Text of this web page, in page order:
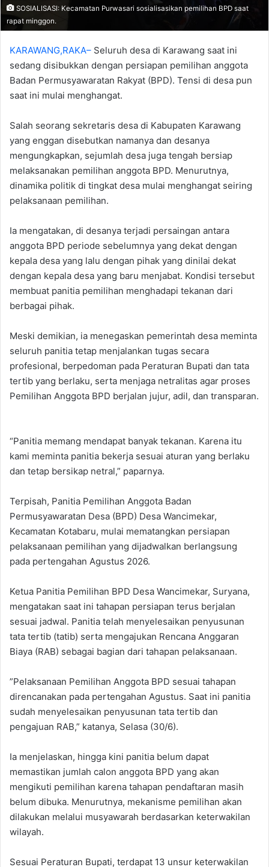
SOSIALISASI: Kecamatan Purwasari sosialisasikan pemilihan BPD saat
rapat minggon.
KARAWANG,RAKA– Seluruh desa di Karawang saat ini
sedang disibukkan dengan persiapan pemilihan anggota
Badan Permusyawaratan Rakyat (BPD). Tensi di desa pun
saat ini mulai menghangat.
Salah seorang sekretaris desa di Kabupaten Karawang
yang enggan disebutkan namanya dan desanya
mengungkapkan, sejumlah desa juga tengah bersiap
melaksanakan pemilihan anggota BPD. Menurutnya,
dinamika politik di tingkat desa mulai menghangat seiring
pelaksanaan pemilihan.
‎‎Ia mengatakan, di desanya terjadi persaingan antara
anggota BPD periode sebelumnya yang dekat dengan
kepala desa yang lalu dengan pihak yang dinilai dekat
dengan kepala desa yang baru menjabat. Kondisi tersebut
membuat panitia pemilihan menghadapi tekanan dari
berbagai pihak.
‎‎Meski demikian, ia menegaskan pemerintah desa meminta
seluruh panitia tetap menjalankan tugas secara
profesional, berpedoman pada Peraturan Bupati dan tata
tertib yang berlaku, serta menjaga netralitas agar proses
Pemilihan Anggota BPD berjalan jujur, adil, dan transparan.
“Panitia memang mendapat banyak tekanan. Karena itu
kami meminta panitia bekerja sesuai aturan yang berlaku
dan tetap bersikap netral,” paparnya.
Terpisah, Panitia Pemilihan Anggota Badan
Permusyawaratan Desa (BPD) Desa Wancimekar,
Kecamatan Kotabaru, mulai mematangkan persiapan
pelaksanaan pemilihan yang dijadwalkan berlangsung
pada pertengahan Agustus 2026.‎
‎Ketua Panitia Pemilihan BPD Desa Wancimekar, Suryana,
mengatakan saat ini tahapan persiapan terus berjalan
sesuai jadwal. Panitia telah menyelesaikan penyusunan
tata tertib (tatib) serta mengajukan Rencana Anggaran
Biaya (RAB) sebagai bagian dari tahapan pelaksanaan.
‎”Pelaksanaan Pemilihan Anggota BPD sesuai tahapan
direncanakan pada pertengahan Agustus. Saat ini panitia
sudah menyelesaikan penyusunan tata tertib dan
pengajuan RAB,” katanya, Selasa (30/6).‎
‎Ia menjelaskan, hingga kini panitia belum dapat
memastikan jumlah calon anggota BPD yang akan
mengikuti pemilihan karena tahapan pendaftaran masih
belum dibuka. ‎Menurutnya, mekanisme pemilihan akan
dilakukan melalui musyawarah berdasarkan keterwakilan
wilayah.
Sesuai Peraturan Bupati, terdapat 13 unsur keterwakilan